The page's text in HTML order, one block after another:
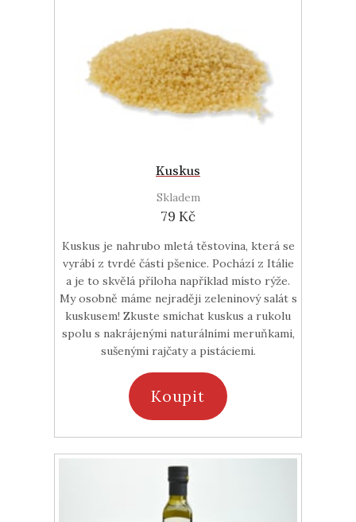
Kuskus
Skladem
79 Kč
Kuskus je nahrubo mletá těstovina, která se
vyrábí z tvrdé části pšenice. Pochází z Itálie
a je to skvělá příloha například místo rýže.
My osobně máme nejraději zeleninový salát s
kuskusem! Zkuste smíchat kuskus a rukolu
spolu s nakrájenými naturálními meruňkami,
sušenými rajčaty a pistáciemi.
Koupit